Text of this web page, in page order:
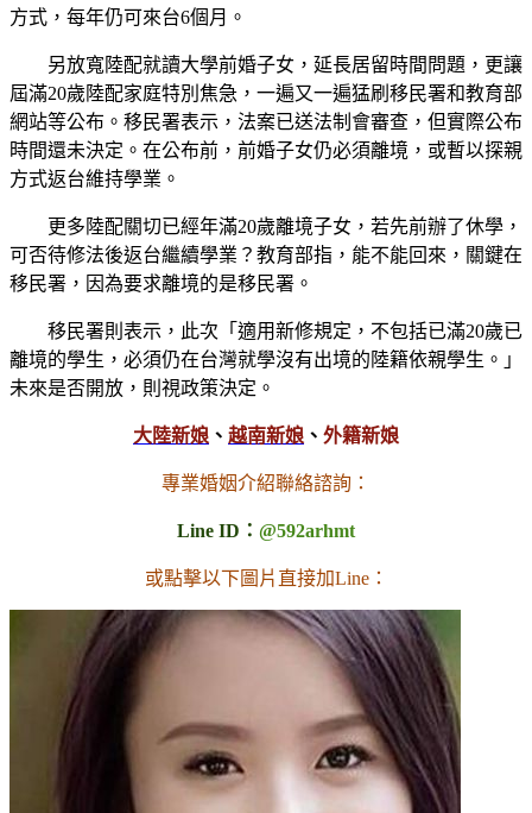
方式，每年仍可來台6個月。
另放寬陸配就讀大學前婚子女，延長居留時間問題，更讓
屆滿20歲陸配家庭特別焦急，一遍又一遍猛刷移民署和教育部
網站等公布。移民署表示，法案已送法制會審查，但實際公布
時間還未決定。在公布前，前婚子女仍必須離境，或暫以探親
方式返台維持學業。
更多陸配關切已經年滿20歲離境子女，若先前辦了休學，
可否待修法後返台繼續學業？教育部指，能不能回來，關鍵在
移民署，因為要求離境的是移民署。
移民署則表示，此次「適用新修規定，不包括已滿20歲已
離境的學生，必須仍在台灣就學沒有出境的陸籍依親學生。」
未來是否開放，則視政策決定。
大陸新娘 、 越南新娘 、 外籍新娘
專業婚姻介紹聯絡諮詢：
Line ID： @592arhmt
或點擊以下圖片直接加Line：